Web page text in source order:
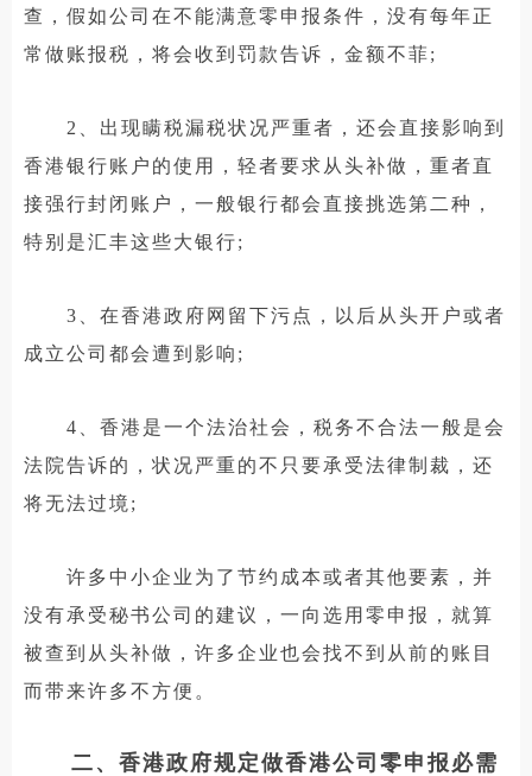
查，假如公司在不能满意零申报条件，没有每年正
常做账报税，将会收到罚款告诉，金额不菲;
2、出现瞒税漏税状况严重者，还会直接影响到
香港银行账户的使用，轻者要求从头补做，重者直
接强行封闭账户，一般银行都会直接挑选第二种，
特别是汇丰这些大银行;
3、在香港政府网留下污点，以后从头开户或者
成立公司都会遭到影响;
4、香港是一个法治社会，税务不合法一般是会
法院告诉的，状况严重的不只要承受法律制裁，还
将无法过境;
许多中小企业为了节约成本或者其他要素，并
没有承受秘书公司的建议，一向选用零申报，就算
被查到从头补做，许多企业也会找不到从前的账目
而带来许多不方便。
二、香港政府规定做香港公司零申报必需